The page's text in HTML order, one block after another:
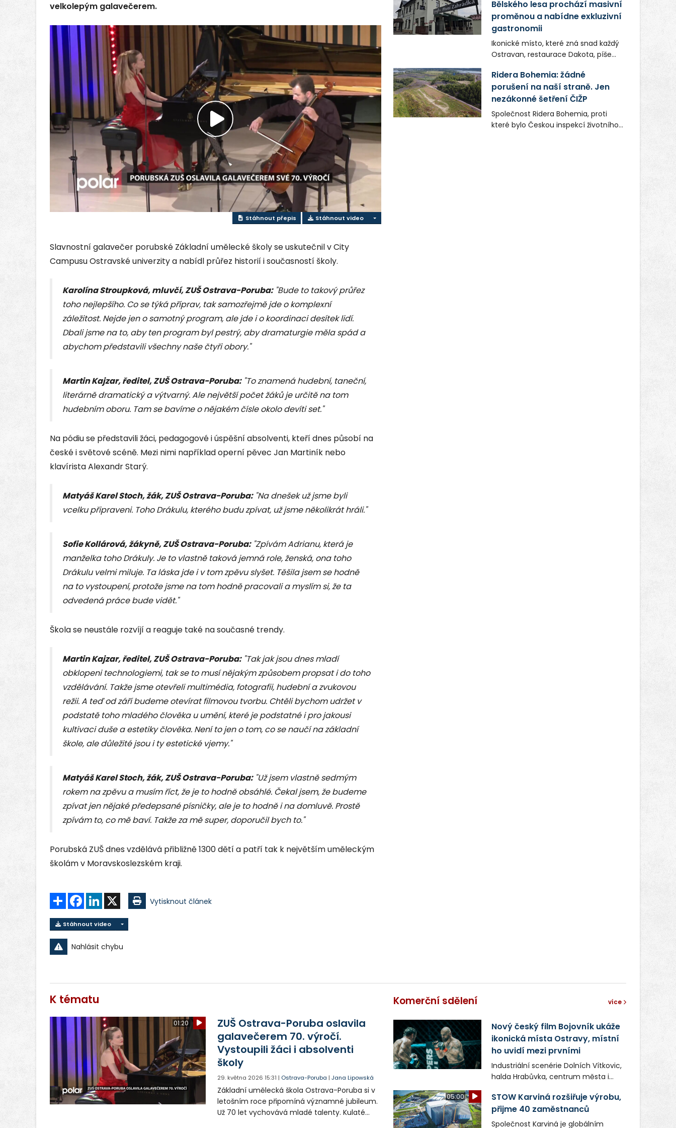
velkolepým galavečerem.
Přehrát
video
Stáhnout přepis Stáhnout video
Slavnostní galavečer porubské Základní umělecké školy se uskutečnil v City
Campusu Ostravské univerzity a nabídl průřez historií i současností školy.
Karolína Stroupková, mluvčí, ZUŠ Ostrava-Poruba:"Bude to takový průřez
toho nejlepšího. Co se týká příprav, tak samozřejmě jde o komplexní
záležitost. Nejde jen o samotný program, ale jde i o koordinaci desítek lidí.
Dbali jsme na to, aby ten program byl pestrý, aby dramaturgie měla spád a
abychom představili všechny naše čtyři obory."
Martin Kajzar, ředitel, ZUŠ Ostrava-Poruba:"To znamená hudební, taneční,
literárně dramatický a výtvarný. Ale největší počet žáků je určitě na tom
hudebním oboru. Tam se bavíme o nějakém čísle okolo devíti set."
Na pódiu se představili žáci, pedagogové i úspěšní absolventi, kteří dnes působí na
české i světové scéně. Mezi nimi například operní pěvec Jan Martiník nebo
klavírista Alexandr Starý.
Matyáš Karel Stoch, žák, ZUŠ Ostrava-Poruba:"Na dnešek už jsme byli
vcelku připraveni. Toho Drákulu, kterého budu zpívat, už jsme několikrát hráli."
Sofie Kollárová, žákyně, ZUŠ Ostrava-Poruba:"Zpívám Adrianu, která je
manželka toho Drákuly. Je to vlastně taková jemná role, ženská, ona toho
Drákulu velmi miluje. Ta láska jde i v tom zpěvu slyšet. Těšila jsem se hodně
na to vystoupení, protože jsme na tom hodně pracovali a myslím si, že ta
odvedená práce bude vidět."
Škola se neustále rozvíjí a reaguje také na současné trendy.
Martin Kajzar, ředitel, ZUŠ Ostrava-Poruba:"Tak jak jsou dnes mladí
obklopeni technologiemi, tak se to musí nějakým způsobem propsat i do toho
vzdělávání. Takže jsme otevřeli multimédia, fotografii, hudební a zvukovou
režii. A teď od září budeme otevírat filmovou tvorbu. Chtěli bychom udržet v
podstatě toho mladého člověka u umění, které je podstatné i pro jakousi
kultivaci duše a estetiky člověka. Není to jen o tom, co se naučí na základní
škole, ale důležité jsou i ty estetické vjemy."
Matyáš Karel Stoch, žák, ZUŠ Ostrava-Poruba:"Už jsem vlastně sedmým
rokem na zpěvu a musím říct, že je to hodně obsáhlé. Čekal jsem, že budeme
zpívat jen nějaké předepsané písničky, ale je to hodně i na domluvě. Prostě
zpívám to, co mě baví. Takže za mě super, doporučil bych to."
Porubská ZUŠ dnes vzdělává přibližně 1300 dětí a patří tak k největším uměleckým
školám v Moravskoslezském kraji.
Sdílet FacebookLinkedIn Vytisknout článek
Stáhnout video
Nahlásit chybu
Bělského lesa prochází masivní
proměnou a nabídne exkluzivní
gastronomii
Ikonické místo, které zná snad každý
Ostravan, restaurace Dakota, píše
společnost Dang Investment Group
s.r.o. investuje do projektu přes 50
milionů korun. Cílem je přinést
Ostravě dva špičkové gastronomické
koncepty, které v regionu dosud
chyběly, luxusní středomořskou
Ridera Bohemia: žádné
porušení na naší straně. Jen
nezákonné šetření ČIŽP
Společnost Ridera Bohemia, proti
které bylo Českou inspekcí životního
K tématu
01:20
ZUŠ Ostrava-Poruba oslavila
galavečerem 70. výročí.
Vystoupili žáci i absolventi
školy
29. května 2026 15:31 | Ostrava-Poruba |Jana Lipowská
Základní umělecká škola Ostrava-Poruba si v
letošním roce připomíná významné jubileum.
Už 70 let vychovává mladé talenty. Kulaté
Komerční sdělení více
Nový český film Bojovník ukáže
ikonická místa Ostravy, místní
ho uvidí mezi prvními
Industriální scenérie Dolních Vítkovic,
halda Hrabůvka, centrum města i
v novém filmu Bojovník, který vstoupí
do kin už 13. srpna. Režiséři Vojtěch
Frič a Tomáš Dianiška si
05:00
STOW Karviná rozšiřuje výrobu,
přijme 40 zaměstnanců
Společnost Karviná je globálním